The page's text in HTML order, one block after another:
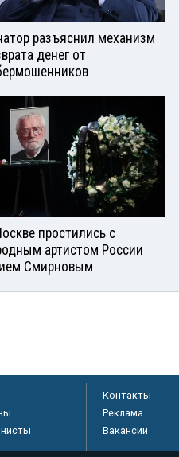
разъяснил механизм
денег от
простились с
артистом России
Смирновым
Контакты
Реклама
Вакансии